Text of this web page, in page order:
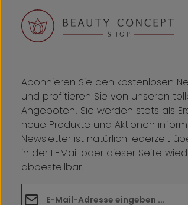
Abonnieren Sie den kostenlosen
und profitieren Sie von unseren
Angeboten! Sie werden stets als
neue Produkte und Aktionen
Newsletter ist natürlich jederzeit
in der E-Mail oder dieser Seite
abbestellbar.